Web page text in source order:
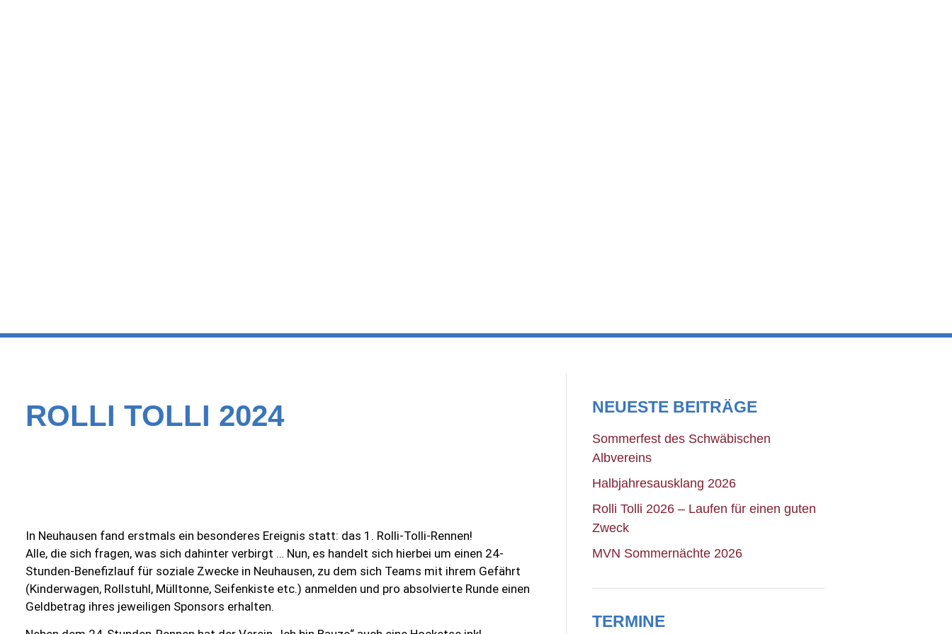
ROLLI TOLLI 2024
In Neuhausen fand erstmals ein besonderes Ereignis statt: das 1. Rolli-Tolli-Rennen!
Alle, die sich fragen, was sich dahinter verbirgt … Nun, es handelt sich hierbei um einen 24-
Stunden-Benefizlauf für soziale Zwecke in Neuhausen, zu dem sich Teams mit ihrem Gefährt
(Kinderwagen, Rollstuhl, Mülltonne, Seifenkiste etc.) anmelden und pro absolvierte Runde einen
Geldbetrag ihres jeweiligen Sponsors erhalten.
NEUESTE BEITRÄGE
Sommerfest des Schwäbischen
Albvereins
Halbjahresausklang 2026
Rolli Tolli 2026 – Laufen für einen guten
Zweck
MVN Sommernächte 2026
TERMINE